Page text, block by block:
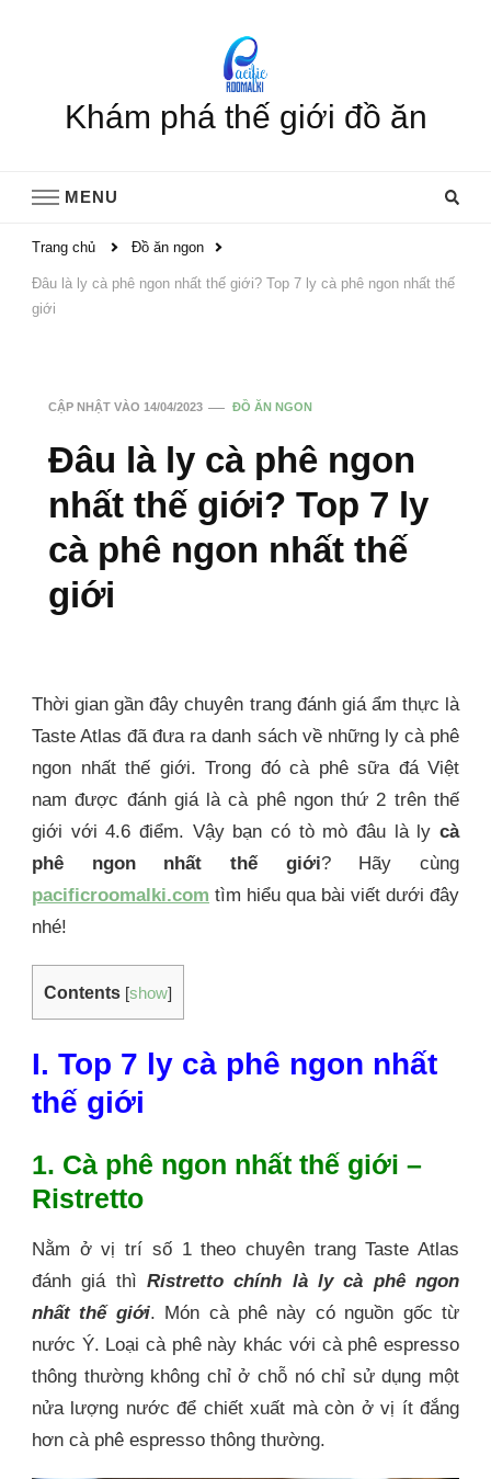
Khám phá thế giới đồ ăn
MENU
Trang chủ Đồ ăn ngon
Đâu là ly cà phê ngon nhất thế giới? Top 7 ly cà phê ngon nhất thế
giới
CẬP NHẬT VÀO 14/04/2023 ĐỒ ĂN NGON
Đâu là ly cà phê ngon
nhất thế giới? Top 7 ly
cà phê ngon nhất thế
giới
Thời gian gần đây chuyên trang đánh giá ẩm thực là
Taste Atlas đã đưa ra danh sách về những ly cà phê
ngon nhất thế giới. Trong đó cà phê sữa đá Việt
nam được đánh giá là cà phê ngon thứ 2 trên thế
giới với 4.6 điểm. Vậy bạn có tò mò đâu là ly cà
phê ngon nhất thế giới? Hãy cùng
pacificroomalki.com tìm hiểu qua bài viết dưới đây
nhé!
Contents [show]
I. Top 7 ly cà phê ngon nhất
thế giới
1. Cà phê ngon nhất thế giới –
Ristretto
Nằm ở vị trí số 1 theo chuyên trang Taste Atlas
đánh giá thì Ristretto chính là ly cà phê ngon
nhất thế giới. Món cà phê này có nguồn gốc từ
nước Ý. Loại cà phê này khác với cà phê espresso
thông thường không chỉ ở chỗ nó chỉ sử dụng một
nửa lượng nước để chiết xuất mà còn ở vị ít đắng
hơn cà phê espresso thông thường.